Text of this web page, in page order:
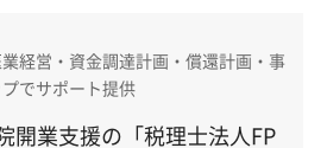
経営・資金調達計画・償還計画・事
でサポート提供
開業支援の「税理士法人FP